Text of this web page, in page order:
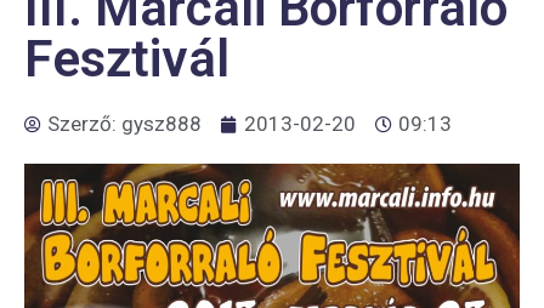
Fesztivál
Szerző: gysz888 2013-02-20 09:13